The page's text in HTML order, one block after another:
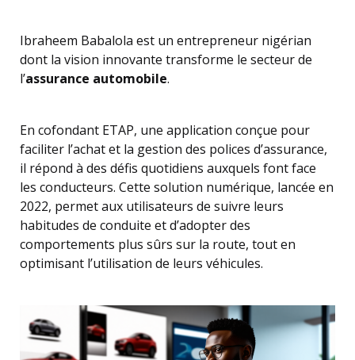
Ibraheem Babalola est un entrepreneur nigérian
dont la vision innovante transforme le secteur de
l’assurance automobile.
En cofondant ETAP, une application conçue pour
faciliter l’achat et la gestion des polices d’assurance,
il répond à des défis quotidiens auxquels font face
les conducteurs. Cette solution numérique, lancée en
2022, permet aux utilisateurs de suivre leurs
habitudes de conduite et d’adopter des
comportements plus sûrs sur la route, tout en
optimisant l’utilisation de leurs véhicules.